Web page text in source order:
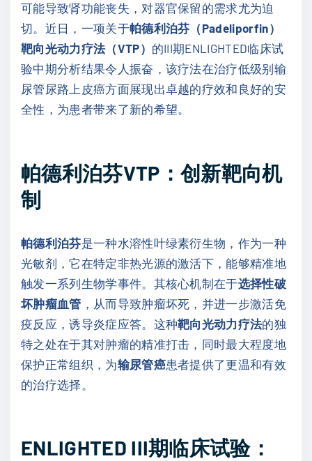
可能导致肾功能丧失，对器官保留的需求尤为迫
切。近日，一项关于帕德利泊芬（Padeliporfin）
靶向光动力疗法（VTP） 的III期ENLIGHTED临床试
验中期分析结果令人振奋，该疗法在治疗低级别输
尿管尿路上皮癌方面展现出卓越的疗效和良好的安
全性，为患者带来了新的希望。
帕德利泊芬VTP ：创新靶向机
制
帕德利泊芬是一种水溶性叶绿素衍生物，作为一种
光敏剂，它在特定非热光源的激活下，能够精准地
触发一系列生物学事件。其核心机制在于选择性破
坏肿瘤血管 ，从而导致肿瘤坏死，并进一步激活免
疫反应，诱导炎症应答。这种靶向光动力疗法的独
特之处在于其对肿瘤的精准打击，同时最大程度地
保护正常组织，为输尿管癌患者提供了更温和有效
的治疗选择。
ENLIGHTED III期临床试验：